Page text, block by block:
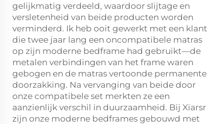
gelijkmatig verdeeld, waardoor slijtage en
versletenheid van beide producten worden
verminderd. Ik heb ooit gewerkt met een klant
die twee jaar lang een oncompatibele matras
op zijn moderne bedframe had gebruikt—de
metalen verbindingen van het frame waren
gebogen en de matras vertoonde permanente
doorzakking. Na vervanging van beide door
onze compatibele set merkten ze een
aanzienlijk verschil in duurzaamheid. Bij Xiarsr
zijn onze moderne bedframes gebouwd met